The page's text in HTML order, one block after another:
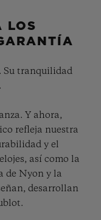
LOS
Su tranquilidad
Y ahora,
refleja nuestra
y el
así como la
de Nyon y la
desarrollan